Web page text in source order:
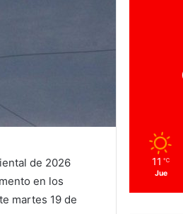
de 2026
en los
martes 19 de
11 ℃
Jue